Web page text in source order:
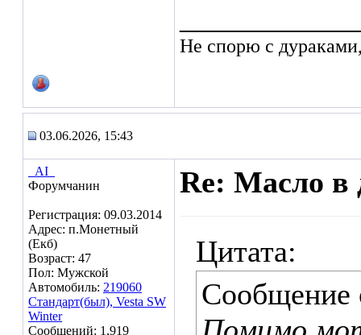
Не спорю с
03.06.2026, 15:43
_AI_
Форумчанин
Регистрация: 09.03.2014
Адрес: п.Монетный
(Екб)
Возраст: 47
Пол: Мужской
Автомобиль: 219060
Стандарт(был), Vesta SW
Winter
Сообщений: 1,919
Re: Масло в
Цитата:
Сообщение